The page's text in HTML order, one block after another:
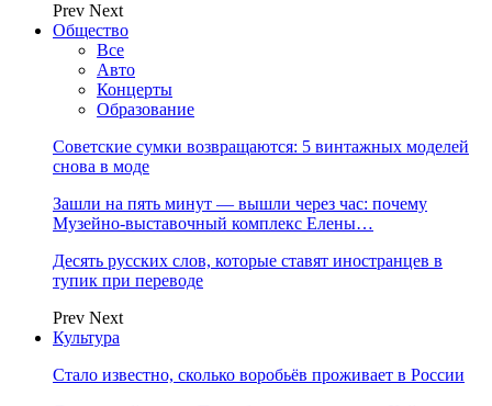
Prev Next
Общество
Все
Авто
Концерты
Образование
Советские сумки возвращаются: 5 винтажных моделей
снова в моде
Зашли на пять минут — вышли через час: почему
Музейно-выставочный комплекс Елены…
Десять русских слов, которые ставят иностранцев в
тупик при переводе
Prev Next
Культура
Стало известно, сколько воробьёв проживает в России